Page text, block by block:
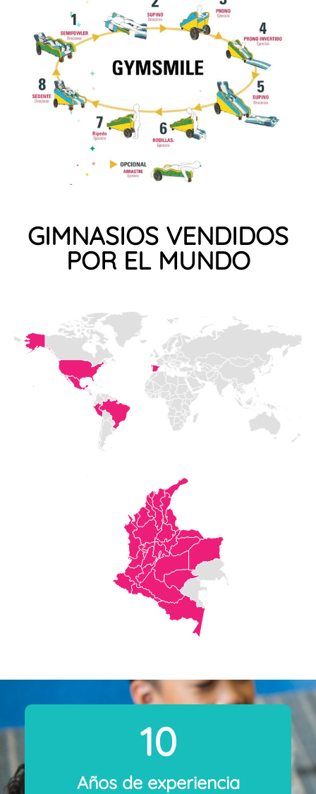
GIMNASIOS VENDIDOS
POR EL MUNDO
Años de experiencia
10